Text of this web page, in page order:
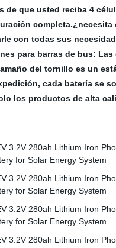
de que usted reciba 4
completa.¿necesita
con todas sus
para barras de bus:
del tornillo es un
cada batería se
los productos de alta